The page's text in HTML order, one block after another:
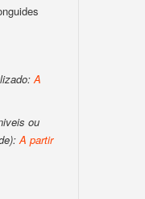
A
ou
A partir